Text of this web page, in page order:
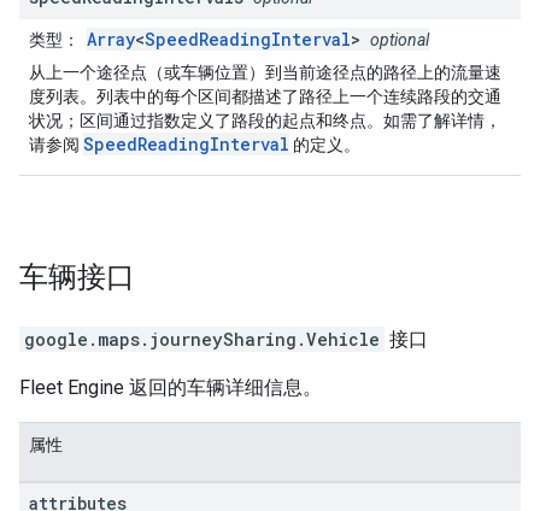
类型 ： Array<SpeedReadingInterval> optional
从上一个途径点（或车辆位置）到当前途径点的路径上的流量速
度列表。列表中的每个区间都描述了路径上一个连续路段的交通
状况；区间通过指数定义了路段的起点和终点。如需了解详情，
请参阅 SpeedReadingInterval 的定义。
车辆接口
google.maps.journeySharing .Vehicle 接口
Fleet Engine 返回的车辆详细信息。
属性
attributes